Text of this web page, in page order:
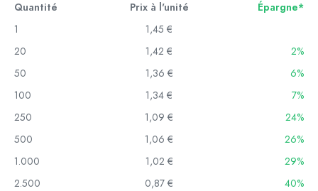
Quantité Prix à l'unité
Épargne*
1
1,45 €
20
1,42 €
2%
50
1,36 €
6%
100
1,34 €
7%
250
1,09 €
24%
500
1,06 €
26%
1.000
1,02 €
29%
2.500
0,87 € 40%